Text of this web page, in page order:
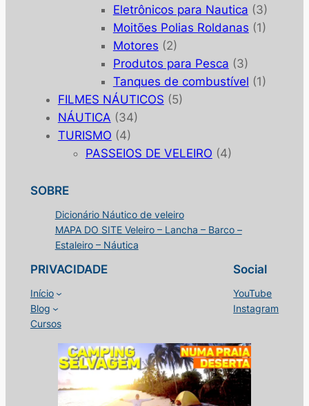
Eletrônicos para Nautica (3)
Moitões Polias Roldanas (1)
Motores (2)
Produtos para Pesca (3)
Tanques de combustível (1)
FILMES NÁUTICOS (5)
NÁUTICA (34)
TURISMO (4)
PASSEIOS DE VELEIRO (4)
SOBRE
Dicionário Náutico de veleiro
MAPA DO SITE Veleiro – Lancha – Barco –
Estaleiro – Náutica
PRIVACIDADE
Início
Blog
Cursos
Social
YouTube
Instagram